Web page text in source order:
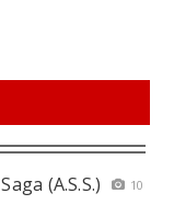
(A.S.S.)
10